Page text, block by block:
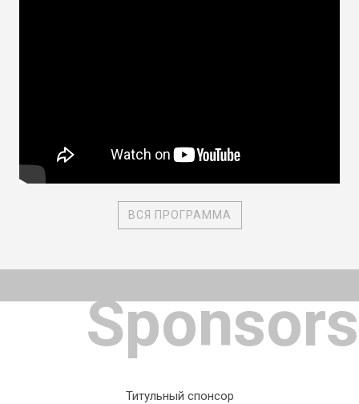
ВСЯ ПРОГРАММА
Sponsors
Титульный спонсор